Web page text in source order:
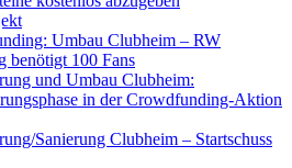
Umbau Clubheim – RW
benötigt 100 Fans
und Umbau Clubheim:
in der Crowdfunding-Aktion
Sanierung Clubheim – Startschuss